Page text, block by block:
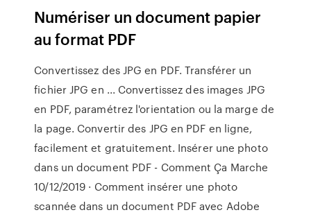
Numériser un document papier
au format PDF
Convertissez des JPG en PDF. Transférer un
fichier JPG en ... Convertissez des images JPG
en PDF, paramétrez l'orientation ou la marge de
la page. Convertir des JPG en PDF en ligne,
facilement et gratuitement. Insérer une photo
dans un document PDF - Comment Ça Marche
10/12/2019 · Comment insérer une photo
scannée dans un document PDF avec Adobe